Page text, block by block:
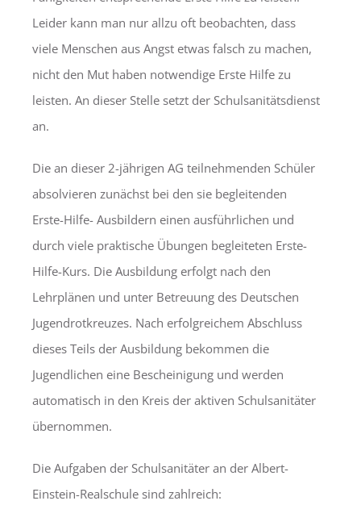
Leider kann man nur allzu oft beobachten, dass
viele Menschen aus Angst etwas falsch zu machen,
nicht den Mut haben notwendige Erste Hilfe zu
leisten. An dieser Stelle setzt der Schulsanitätsdienst
an.
Die an dieser 2-jährigen AG teilnehmenden Schüler
absolvieren zunächst bei den sie begleitenden
Erste-Hilfe- Ausbildern einen ausführlichen und
durch viele praktische Übungen begleiteten Erste-
Hilfe-Kurs. Die Ausbildung erfolgt nach den
Lehrplänen und unter Betreuung des Deutschen
Jugendrotkreuzes. Nach erfolgreichem Abschluss
dieses Teils der Ausbildung bekommen die
Jugendlichen eine Bescheinigung und werden
automatisch in den Kreis der aktiven Schulsanitäter
übernommen.
Die Aufgaben der Schulsanitäter an der Albert-
Einstein-Realschule sind zahlreich: